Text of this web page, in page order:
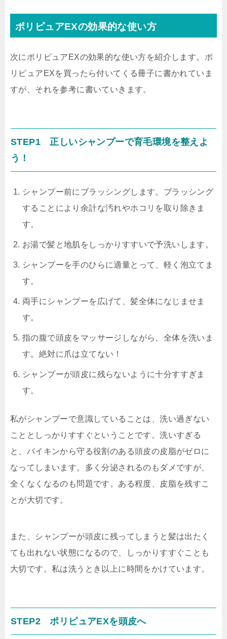
ポリピュアEXの効果的な使い方
次にポリピュアEXの効果的な使い方を紹介します。ポ
リピュアEXを買ったら付いてくる冊子に書かれていま
すが、それを参考に書いていきます。
STEP1 正しいシャンプーで育毛環境を整えよ
う！
シャンプー前にブラッシングします。 ブラッシング
することにより余計な汚れやホコリを取り除きま
す。
お湯で髪と地肌をしっかり すすいで予洗い します。
シャンプーを手のひらに適量とって、軽く泡立てま
す。
両手にシャンプーを広げて、髪全体になじませま
す。
指の腹で頭皮をマッサージしながら、全体を洗いま
す。 絶対に爪は立てない！
シャンプーが頭皮に残らないように十分すすぎま
す。
私がシャンプーで意識していることは、洗い過ぎない
こととしっかりすすぐということです。洗いすぎる
と、バイキンから守る役割のある頭皮の皮脂がゼロに
なってしまいます。多く分泌されるのもダメですが、
全くなくなるのも問題です。ある程度、皮脂を残すこ
とが大切です。
また、シャンプーが頭皮に残ってしまうと髪は出たく
ても出れない状態になるので、しっかりすすぐことも
大切です。私は洗うとき以上に時間をかけています。
STEP2 ポリピュアEXを頭皮へ